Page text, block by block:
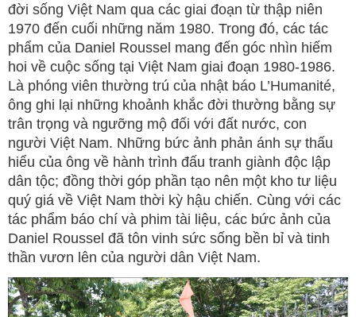
đời sống Việt Nam qua các giai đoạn từ thập niên
1970 đến cuối những năm 1980. Trong đó, các tác
phẩm của Daniel Roussel mang đến góc nhìn hiếm
hoi về cuộc sống tại Việt Nam giai đoạn 1980-1986.
Là phóng viên thường trú của nhật báo L’Humanité,
ông ghi lại những khoảnh khắc đời thường bằng sự
trân trọng và ngưỡng mộ đối với đất nước, con
người Việt Nam. Những bức ảnh phản ánh sự thấu
hiểu của ông về hành trình đấu tranh giành độc lập
dân tộc; đồng thời góp phần tạo nên một kho tư liệu
quý giá về Việt Nam thời kỳ hậu chiến. Cùng với các
tác phẩm báo chí và phim tài liệu, các bức ảnh của
Daniel Roussel đã tôn vinh sức sống bền bỉ và tinh
thần vươn lên của người dân Việt Nam.